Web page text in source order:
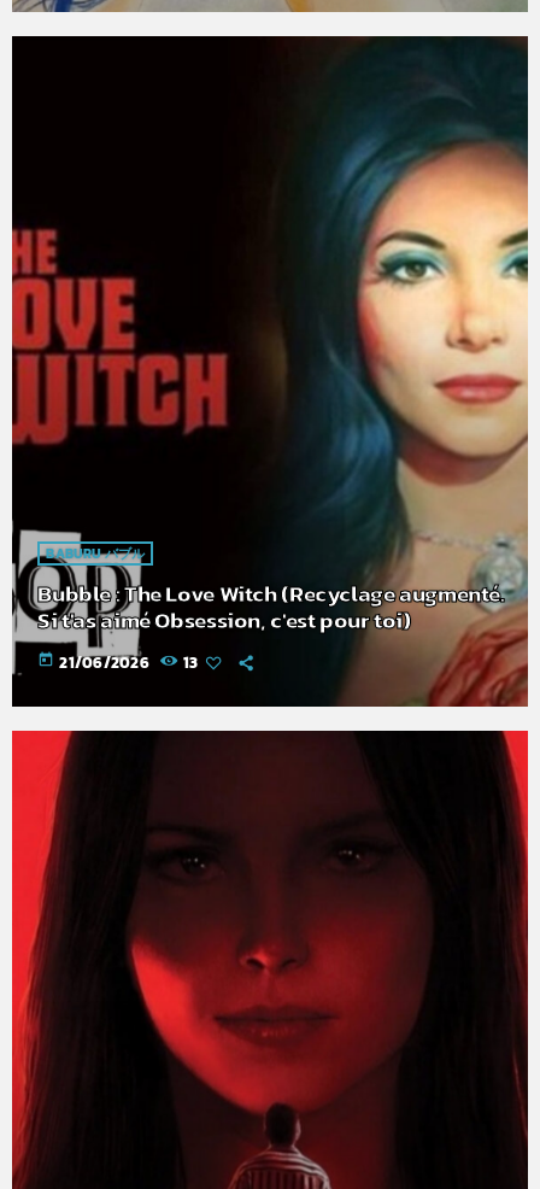
BABURU バブル
Bubble : The Love Witch (Recyclage augmenté.
Si t'as aimé Obsession, c'est pour toi)
today 21/06/2026 13